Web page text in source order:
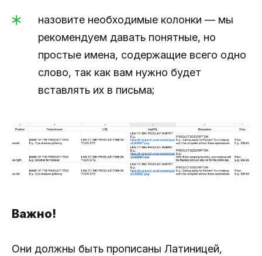
назовите необходимые колонки — мы
рекомендуем давать понятные, но
простые имена, содержащие всего одно
слово, так как вам нужно будет
вставлять их в письма;
Важно!
Они должны быть прописаны Латиницей,